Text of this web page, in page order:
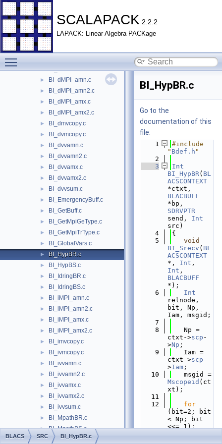
SCALAPACK 2.2.2
LAPACK: Linear Algebra PACKage
► BI_cMPI_sum.c
► BI_ContxtNum.c
► BI_cvvamn.c
► BI_cvvamn2.c
► BI_cvvamx.c
► BI_cvvsum.c
► BI_dMPI_amn.c
► BI_dMPI_amn2.c
► BI_dMPI_amx.c
► BI_dMPI_amx2.c
► BI_dmvcopy.c
► BI_dvmcopy.c
► BI_dvvamn.c
► BI_dvvamn2.c
► BI_dvvamx.c
► BI_dvvamx2.c
► BI_dvvsum.c
► BI_EmergencyBuff.c
► BI_GetBuff.c
► BI_GetMpiGeType.c
► BI_GetMpiTrType.c
► BI_GlobalVars.c
► BI_HypBR.c
► BI_HypBS.c
► BI_IdringBR.c
► BI_IdringBS.c
► BI_iMPI_amn.c
► BI_iMPI_amn2.c
► BI_iMPI_amx.c
► BI_iMPI_amx2.c
► BI_imvcopy.c
► BI_ivmcopy.c
► BI_ivvamn.c
► BI_ivvamn2.c
► BI_ivvamx.c
► BI_ivvamx2.c
► BI_ivvsum.c
► BI_MpathBR.c
► BI_MpathBS.c
► BI_MringComb.c
BI_HypBR.c
Go to the
documentation of this
file.
    1
#include
" Bdef.h "
    2
    3
Int
BI_HypBR( BL
ACSCONTEXT
BLACBUFF
SDRVPTR
send, Int
src)
    4
{
    5
void
BI_Srecv ( BL
ACSCONTEXT
*, Int
Int
BLACBUFF
*);
    6
Int
relnode,
bit, Np,
Iam, msgid;
    7
    8
   Np =
ctxt->scp -
>Np ;
    9
   Iam =
ctxt->scp -
>Iam ;
   10
Mscopeid (ct
xt);
   11
   12
for
(bit=2; bit
< Np; bit
<<= 1);
   13
if
BLACS SRC BI_HypBR.c